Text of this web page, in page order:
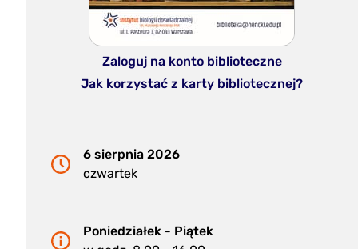
Zaloguj na konto biblioteczne
Jak korzystać z karty bibliotecznej?
6 sierpnia 2026
czwartek
Poniedziałek - Piątek